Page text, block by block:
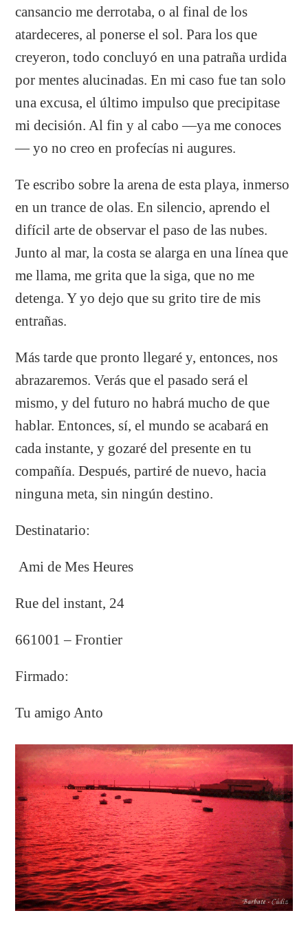
cansancio me derrotaba, o al final de los
atardeceres, al ponerse el sol. Para los que
creyeron, todo concluyó en una patraña urdida
por mentes alucinadas. En mi caso fue tan solo
una excusa, el último impulso que precipitase
mi decisión. Al fin y al cabo —ya me conoces
— yo no creo en profecías ni augures.
Te escribo sobre la arena de esta playa, inmerso
en un trance de olas. En silencio, aprendo el
difícil arte de observar el paso de las nubes.
Junto al mar, la costa se alarga en una línea que
me llama, me grita que la siga, que no me
detenga. Y yo dejo que su grito tire de mis
entrañas.
Más tarde que pronto llegaré y, entonces, nos
abrazaremos. Verás que el pasado será el
mismo, y del futuro no habrá mucho de que
hablar. Entonces, sí, el mundo se acabará en
cada instante, y gozaré del presente en tu
compañía. Después, partiré de nuevo, hacia
ninguna meta, sin ningún destino.
Destinatario:
Ami de Mes Heures
Rue del instant, 24
661001 – Frontier
Firmado:
Tu amigo Anto